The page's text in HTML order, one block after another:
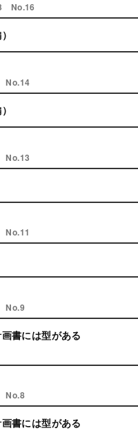
No.16
No.14
No.13
No.9
書には型がある
No.8
書には型がある